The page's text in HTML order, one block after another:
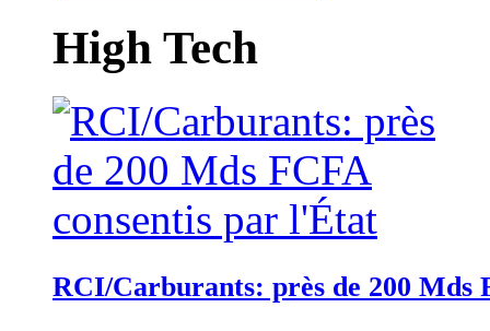
High Tech
RCI/Carburants: près de 200 Mds